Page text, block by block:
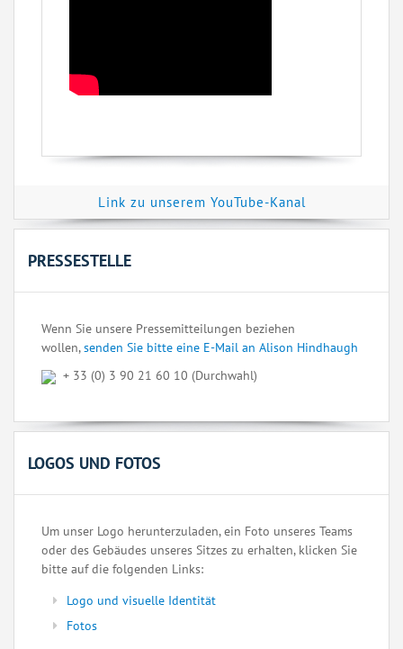
Link zu unserem YouTube-Kanal
PRESSESTELLE
Wenn Sie unsere Pressemitteilungen beziehen
wollen,senden Sie bitte eine E-Mail an Alison Hindhaugh
+ 33 (0) 3 90 21 60 10 (Durchwahl)
LOGOS UND FOTOS
Um unser Logo herunterzuladen, ein Foto unseres Teams
oder des Gebäudes unseres Sitzes zu erhalten, klicken Sie
bitte auf die folgenden Links:
Logo und visuelle Identität
Fotos